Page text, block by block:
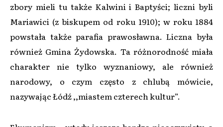
zbory mieli tu także Kalwini i Baptyści; liczni byli
Mariawici (z biskupem od roku 1910); w roku 1884
powstała także parafia prawosławna. Liczna była
również Gmina Żydowska. Ta różnorodność miała
charakter nie tylko wyznaniowy, ale również
narodowy, o czym często z chlubą mówicie,
nazywając Łódź ,,miastem czterech kultur”.